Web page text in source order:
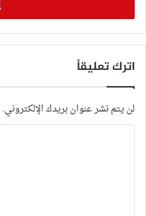
اترك تعليقاً
لن يتم نشر عنوان بريدك الإلكتروني.